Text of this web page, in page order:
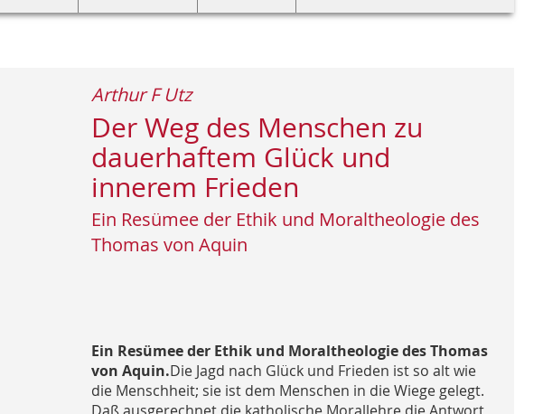
Der Weg des Menschen zu
dauerhaftem Glück und
innerem Frieden
Ein Resümee der Ethik und Moraltheologie des
Thomas von Aquin
Arthur F Utz
Ein Resümee der Ethik und Moraltheologie des Thomas
von Aquin.Die Jagd nach Glück und Frieden ist so alt wie
die Menschheit; sie ist dem Menschen in die Wiege gelegt.